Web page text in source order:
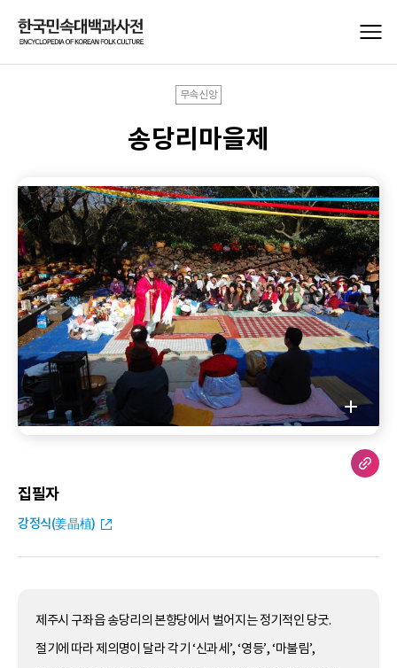
무속신앙
송당리마을제
집필자
강정식(姜晶植)
제주시 구좌읍 송당리의 본향당에서 벌어지는 정기적인 당굿.
절기에 따라 제의명이 달라 각기 ‘신과세’, ‘영등’, ‘마불림’,